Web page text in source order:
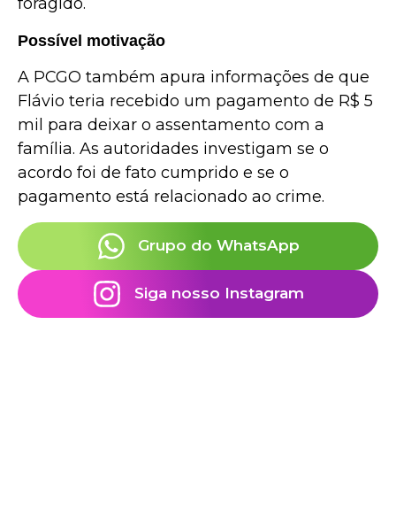
Possível motivação
A PCGO também apura informações de que
Flávio teria recebido um pagamento de R$ 5
mil para deixar o assentamento com a
família. As autoridades investigam se o
acordo foi de fato cumprido e se o
pagamento está relacionado ao crime.
Grupo do WhatsApp
Siga nosso Instagram